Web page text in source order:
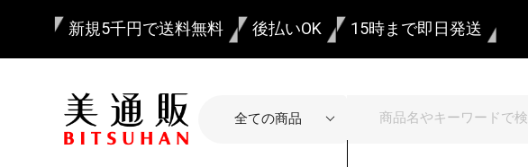
新規5千円で送料無料 後払いOK 15時まで即日発送